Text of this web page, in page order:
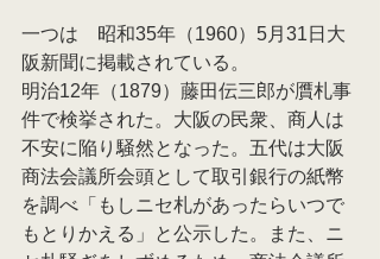
一つは　昭和35年（1960）5月31日大
阪新聞に掲載されている。
明治12年（1879）藤田伝三郎が贋札事
件で検挙された。大阪の民衆、商人は
不安に陥り騒然となった。五代は大阪
商法会議所会頭として取引銀行の紙幣
を調べ「もしニセ札があったらいつで
もとりかえる」と公示した。また、ニ